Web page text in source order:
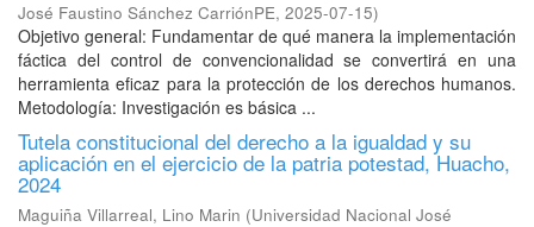
José Faustino Sánchez CarriónPE, 2025-07-15)
Objetivo general: Fundamentar de qué manera la implementación
fáctica del control de convencionalidad se convertirá en una
herramienta eficaz para la protección de los derechos humanos.
Metodología: Investigación es básica ...
Tutela constitucional del derecho a la igualdad y su
aplicación en el ejercicio de la patria potestad, Huacho,
2024
Maguiña Villarreal, Lino Marin (Universidad Nacional José